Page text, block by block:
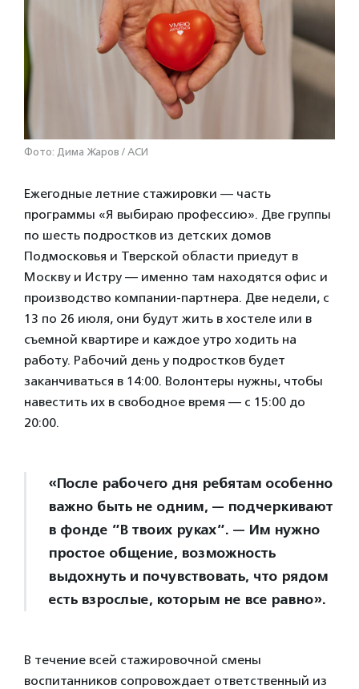
Фото: Дима Жаров / АСИ
Ежегодные летние стажировки — часть
программы «Я выбираю профессию». Две группы
по шесть подростков из детских домов
Подмосковья и Тверской области приедут в
Москву и Истру — именно там находятся офис и
производство компании-партнера. Две недели, с
13 по 26 июля, они будут жить в хостеле или в
съемной квартире и каждое утро ходить на
работу. Рабочий день у подростков будет
заканчиваться в 14:00. Волонтеры нужны, чтобы
навестить их в свободное время — с 15:00 до
20:00.
«После рабочего дня ребятам особенно
важно быть не одним, — подчеркивают
в фонде ”В твоих руках”. — Им нужно
простое общение, возможность
выдохнуть и почувствовать, что рядом
есть взрослые, которым не все равно».
В течение всей стажировочной смены
воспитанников сопровождает ответственный из